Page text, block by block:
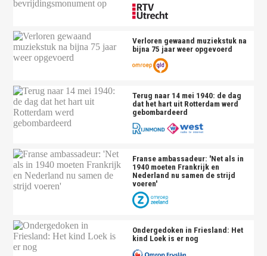
Verloren gewaand muziekstuk na
bijna 75 jaar weer opgevoerd
Terug naar 14 mei 1940: de dag
dat het hart uit Rotterdam werd
gebombardeerd
Franse ambassadeur: 'Net als in
1940 moeten Frankrijk en
Nederland nu samen de strijd
voeren'
Ondergedoken in Friesland: Het
kind Loek is er nog